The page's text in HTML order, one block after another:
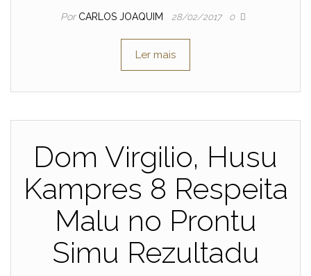
Por CARLOS JOAQUIM 28/02/2017 0
Ler mais
Dom Virgilio, Husu
Kampres 8 Respeita
Malu no Prontu
Simu Rezultadu